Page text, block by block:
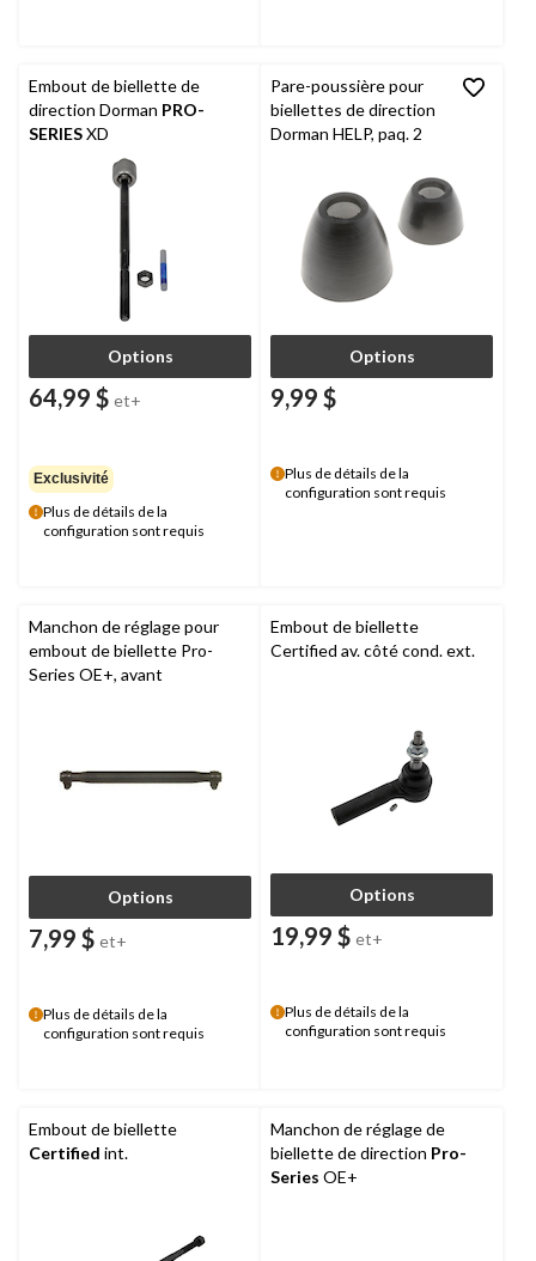
Embout de biellette de
direction Dorman PRO-
SERIESXD
Options
64,99 $ et+
Exclusivité
Plus de détails de la
configuration sont requis
Pare-poussière pour
biellettes de direction
Dorman HELP, paq. 2
Options
9,99 $
Plus de détails de la
configuration sont requis
Manchon de réglage pour
embout de biellette Pro-
Series OE+, avant
Options
7,99 $ et+
Plus de détails de la
configuration sont requis
Embout de biellette
Certified av. côté cond. ext.
Options
19,99 $ et+
Plus de détails de la
configuration sont requis
Embout de biellette
Certified int.
Manchon de réglage de
biellette de direction Pro-
Series OE+